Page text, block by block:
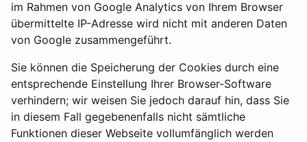
im Rahmen von Google Analytics von Ihrem Browser
übermittelte IP-Adresse wird nicht mit anderen Daten
von Google zusammengeführt.
Sie können die Speicherung der Cookies durch eine
entsprechende Einstellung Ihrer Browser-Software
verhindern; wir weisen Sie jedoch darauf hin, dass Sie
in diesem Fall gegebenenfalls nicht sämtliche
Funktionen dieser Webseite vollumfänglich werden